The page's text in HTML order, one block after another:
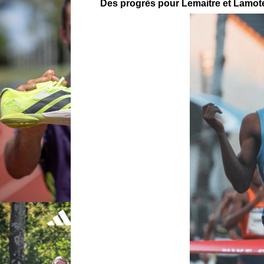
Des progrès pour Lemaitre et